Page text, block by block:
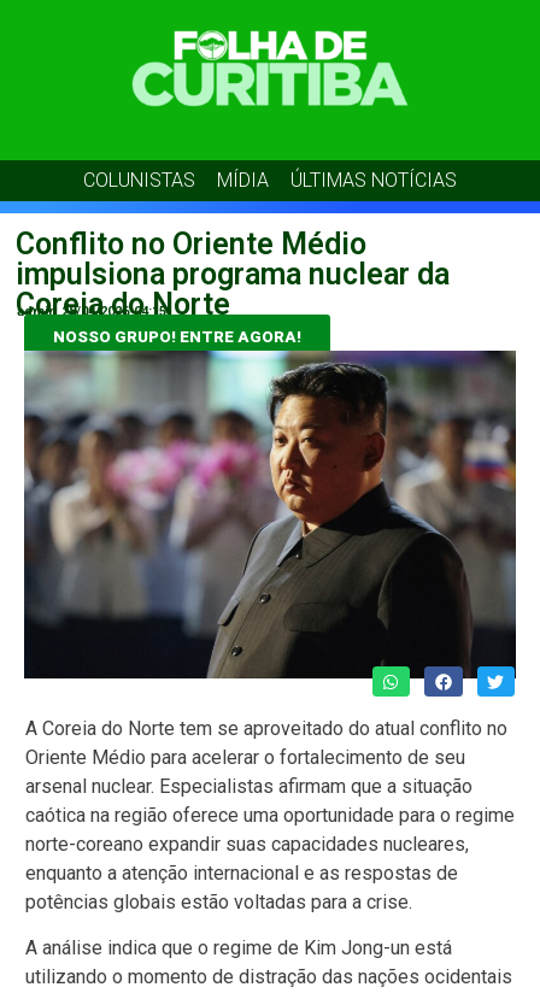
COLUNISTAS MÍDIA ÚLTIMAS NOTÍCIAS
Conflito no Oriente Médio
impulsiona programa nuclear da
Coreia do Norte
admin 28/04/2026 04:15
NOSSO GRUPO! ENTRE AGORA!
A Coreia do Norte tem se aproveitado do atual conflito no
Oriente Médio para acelerar o fortalecimento de seu
arsenal nuclear. Especialistas afirmam que a situação
caótica na região oferece uma oportunidade para o regime
norte-coreano expandir suas capacidades nucleares,
enquanto a atenção internacional e as respostas de
potências globais estão voltadas para a crise.
A análise indica que o regime de Kim Jong-un está
utilizando o momento de distração das nações ocidentais